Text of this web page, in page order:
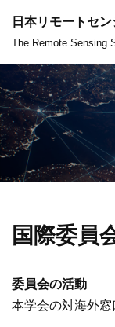
コ
ン
テ
ン
ツ
へ
ス
プ
日本リモートセ
The Remote Sensing
国際委員
委員会の活動
本学会の対海外窓